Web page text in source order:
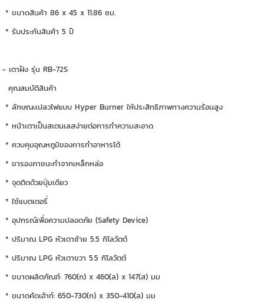
* ขนาดสินค้า 86 x 45 x 11.86 ซม.
* รับประกันสินค้า 5 ปี
- เตาฝัง รุ่น RB-72S
คุณสมบัติสินค้า
* ลักษณะเปลวไฟแบบ Hyper Burner ให้ประสิทธิภาพทางความร้อนสูง
* หน้าเตาเป็นสเตนเลสง่ายต่อการทำความสะอาด
* ควบคุมอุณหภูมิของการทำอาหารได้
* ขารองภาชนะทำจากเหล็กหล่อ
* จุดติดด้วยปุ่มเดียว
* ใช้แบตเตอรี่
* อุปกรณ์เพื่อความปลอดภัย (Safety Device)
* ปริมาณ LPG หัวเตาซ้าย 5.5 กิโลวัตต์
* ปริมาณ LPG หัวเตาขวา 5.5 กิโลวัตต์
* ขนาดผลิตภัณฑ์: 760(ก) x 460(ล) x 147(ส) มม
* ขนาดคัดเอ้าท์: 650-730(ก) x 350-410(ล) มม